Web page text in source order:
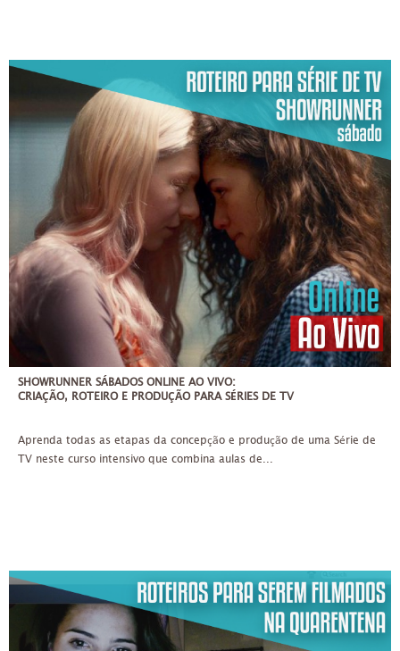
SÁB
12/06/2021
ATÉ 25 PESSOAS
ATÉ 4X DE 425,00
SHOWRUNNER SÁBADOS ONLINE AO VIVO:
CRIAÇÃO, ROTEIRO E PRODUÇÃO PARA SÉRIES DE TV
Aprenda todas as etapas da concepção e produção de uma Série de
TV neste curso intensivo que combina aulas de...
TER, QUI